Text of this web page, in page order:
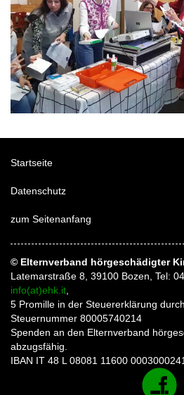
Startseite
Datenschutz
zum Seitenanfang
© Elternverband hörgeschädigter
Latemarstraße 8, 39100 Bozen, Tel:
info(at)ehk.it,
5 Promille in der Steuererklärung
Steuernummer 80005740214
Spenden an den Elternverband
abzugsfähig.
IBAN IT 48 L 08081 11600